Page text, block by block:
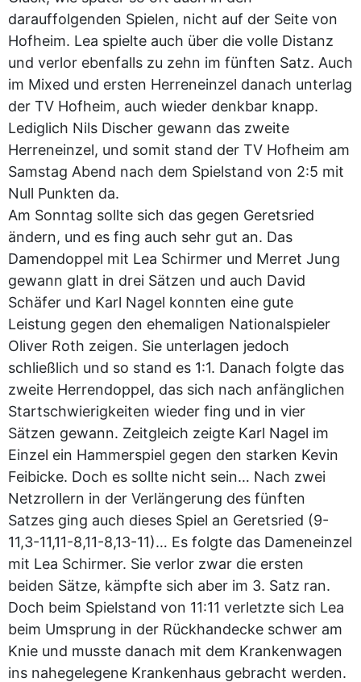
darauffolgenden Spielen, nicht auf der Seite von
Hofheim. Lea spielte auch über die volle Distanz
und verlor ebenfalls zu zehn im fünften Satz. Auch
im Mixed und ersten Herreneinzel danach unterlag
der TV Hofheim, auch wieder denkbar knapp.
Lediglich Nils Discher gewann das zweite
Herreneinzel, und somit stand der TV Hofheim am
Samstag Abend nach dem Spielstand von 2:5 mit
Null Punkten da.
Am Sonntag sollte sich das gegen Geretsried
ändern, und es fing auch sehr gut an. Das
Damendoppel mit Lea Schirmer und Merret Jung
gewann glatt in drei Sätzen und auch David
Schäfer und Karl Nagel konnten eine gute
Leistung gegen den ehemaligen Nationalspieler
Oliver Roth zeigen. Sie unterlagen jedoch
schließlich und so stand es 1:1. Danach folgte das
zweite Herrendoppel, das sich nach anfänglichen
Startschwierigkeiten wieder fing und in vier
Sätzen gewann. Zeitgleich zeigte Karl Nagel im
Einzel ein Hammerspiel gegen den starken Kevin
Feibicke. Doch es sollte nicht sein… Nach zwei
Netzrollern in der Verlängerung des fünften
Satzes ging auch dieses Spiel an Geretsried (9-
11,3-11,11-8,11-8,13-11)… Es folgte das Dameneinzel
mit Lea Schirmer. Sie verlor zwar die ersten
beiden Sätze, kämpfte sich aber im 3. Satz ran.
Doch beim Spielstand von 11:11 verletzte sich Lea
beim Umsprung in der Rückhandecke schwer am
Knie und musste danach mit dem Krankenwagen
ins nahegelegene Krankenhaus gebracht werden.